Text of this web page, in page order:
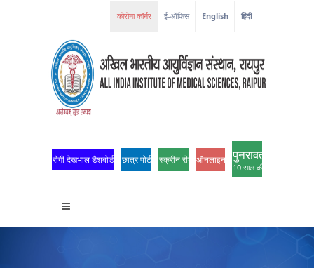
कोरोना कॉर्नर ई-ऑफिस English हिंदी
रोगी देखभाल डैशबोर्ड छात्र पोर्टल स्क्रीन रीडर एक्सेसऑनलाइन ओपीडी पंजीकरण
पुनरावर्तन
10 साल की उत्कृष्टता